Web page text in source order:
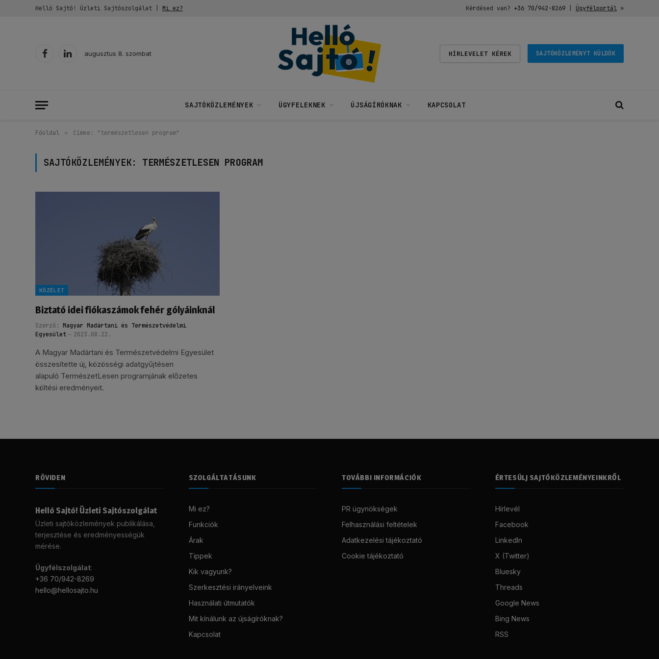
Helló Sajtó! Üzleti Sajtószolgálat | Mi ez? Kérdésed van? +36 70/942-8269| Ügyfélportál»
FacebookLinkedIn
augusztus 8. szombat HÍRLEVELET KÉREK SAJTÓKÖZLEMÉNYT KÜLDÖK
SAJTÓKÖZLEMÉNYEK ÜGYFELEKNEK ÚJSÁGÍRÓKNAK KAPCSOLAT
Főoldal » Címke: "természetlesen program"
SAJTÓKÖZLEMÉNYEK: TERMÉSZETLESEN PROGRAM
KÖZÉLET
Biztató idei fiókaszámok fehér gólyáinknál
Szerző: Magyar Madártani és Természetvédelmi
Egyesület
2023.08.22.
A Magyar Madártani és Természetvédelmi Egyesület
összesítette új, közösségi adatgyűjtésen
alapuló TermészetLesen programjának előzetes
költési eredményeit.
RÖVIDEN
Helló Sajtó! Üzleti Sajtószolgálat
Üzleti sajtóközlemények publikálása,
terjesztése és eredményességük
mérése.
Ügyfélszolgálat:
+36 70/942-8269
hello@hellosajto.hu
SZOLGÁLTATÁSUNK
Mi ez?
Funkciók
Árak
Tippek
Kik vagyunk?
Szerkesztési irányelveink
Használati útmutatók
Mit kínálunk az újságíróknak?
Kapcsolat
TOVÁBBI INFORMÁCIÓK
PR ügynökségek
Felhasználási feltételek
Adatkezelési tájékoztató
Cookie tájékoztató
ÉRTESÜLJ SAJTÓKÖZLEMÉNYEINKRŐL
Hírlevél
Facebook
LinkedIn
X (Twitter)
Bluesky
Threads
Google News
Bing News
RSS